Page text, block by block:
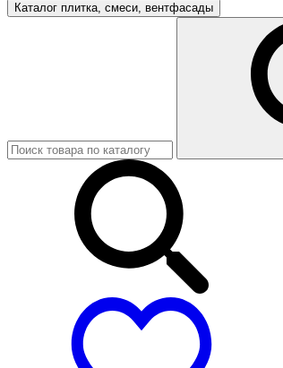
Каталог плитка, смеси, вентфасады